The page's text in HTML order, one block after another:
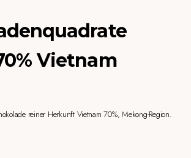
Vietnam
reiner Herkunft Vietnam 70%, Mekong-Region.